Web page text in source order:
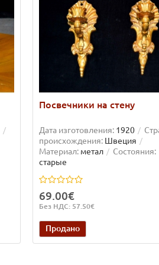
Посвечники на стену
Дата изготовления: 1920
происхождения: Швеция
Материал: метал
Состояния:
старые
69.00€
Без НДС: 57.50€
Продано